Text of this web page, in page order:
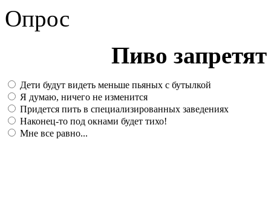
Опрос
Пиво
Дети будут видеть меньше пьяных с бутылкой
Я думаю, ничего не изменится
Придется пить в специализированных заведениях
Наконец-то под окнами будет тихо!
Мне все равно...